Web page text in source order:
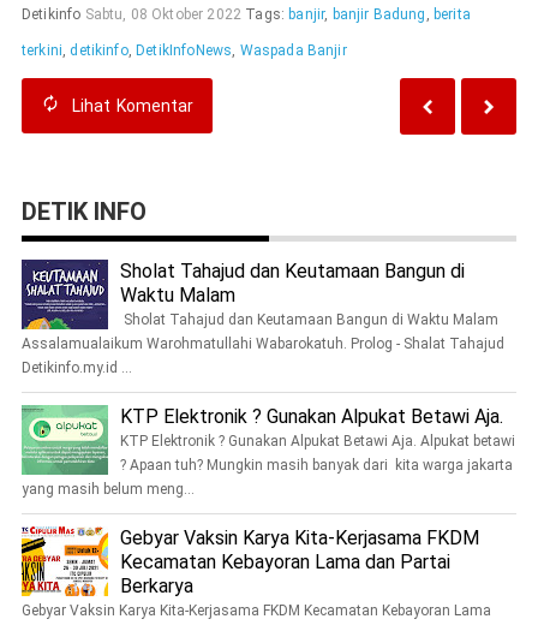
Detikinfo Sabtu, 08 Oktober 2022 Tags: banjir, banjir Badung , berita
terkini, detikinfo, DetikInfoNews, Waspada Banjir
Lihat Komentar
DETIK INFO
Sholat Tahajud dan Keutamaan Bangun di
Waktu Malam
Sholat Tahajud dan Keutamaan Bangun di Waktu Malam
Assalamualaikum Warohmatullahi Wabarokatuh. Prolog - Shalat Tahajud
Detikinfo.my.id ...
KTP Elektronik ? Gunakan Alpukat Betawi Aja.
KTP Elektronik ? Gunakan Alpukat Betawi Aja. Alpukat betawi
? Apaan tuh? Mungkin masih banyak dari kita warga jakarta
yang masih belum meng...
Gebyar Vaksin Karya Kita-Kerjasama FKDM
Kecamatan Kebayoran Lama dan Partai
Berkarya
Gebyar Vaksin Karya Kita-Kerjasama FKDM Kecamatan Kebayoran Lama